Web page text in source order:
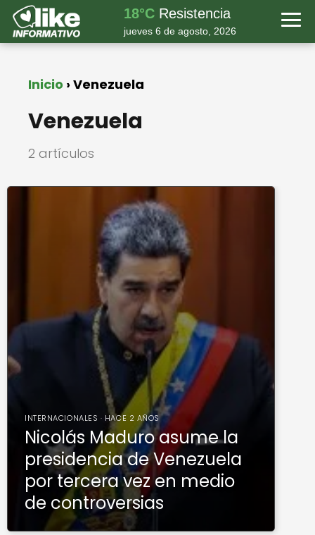
18°C Resistencia
jueves 6 de agosto, 2026
Inicio Venezuela
Venezuela
2 artículos
INTERNACIONALES · HACE 2 AÑOS
Nicolás Maduro asume la
presidencia de Venezuela
por tercera vez en medio
de controversias